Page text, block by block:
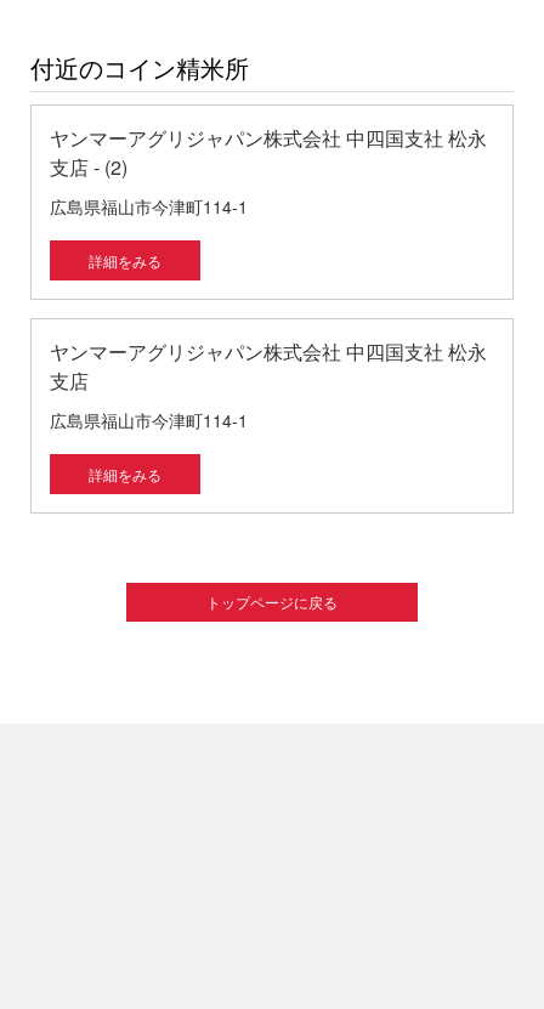
付近のコイン精米所
ヤンマーアグリジャパン株式会社 中四国支社 松永
支店 - (2)
広島県福山市今津町114-1
詳細をみる
ヤンマーアグリジャパン株式会社 中四国支社 松永
支店
広島県福山市今津町114-1
詳細をみる
トップページに戻る